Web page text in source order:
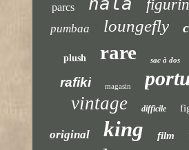
parcs
pumbaa loungefly
plush rare sac à dos
rafiki magasin
vintage difficile
original king film